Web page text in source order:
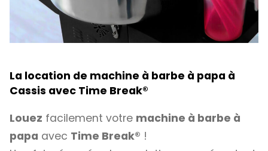
La location de machine à barbe à papa à
Cassis avec Time Break®
Louez facilement votre machine à barbe à
papa avec Time Break® !